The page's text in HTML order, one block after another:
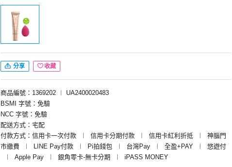
分享 收藏
商品編號：1369202 ︱
UA2400020483
BSMI 字號：免驗
NCC 字號：免驗
配送方式：宅配
付款方式：信用卡一次付款
︱ 信用卡分期付款 ︱ 信用卡紅利折抵 ︱
神腦門
市繳費
︱ LINE Pay付款 ︱ Pi拍錢包 ︱ 台灣Pay ︱ 全盈+PAY ︱
悠遊付
︱
Apple Pay ︱ 銀角零卡-無卡分期 ︱ iPASS MONEY